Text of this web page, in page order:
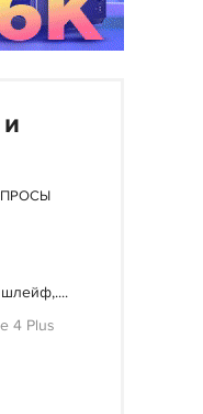
шлейф,....
4 Plus